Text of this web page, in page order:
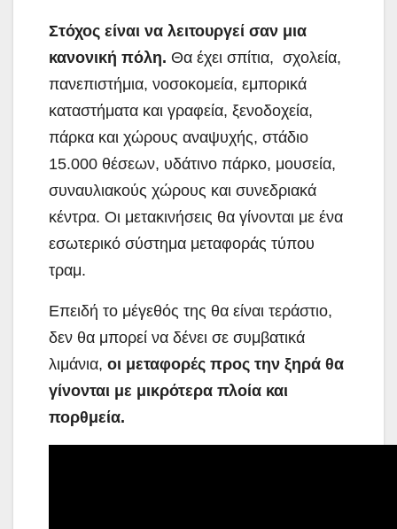
Στόχος είναι να λειτουργεί σαν μια
κανονική πόλη. Θα έχει σπίτια, σχολεία,
πανεπιστήμια, νοσοκομεία, εμπορικά
καταστήματα και γραφεία, ξενοδοχεία,
πάρκα και χώρους αναψυχής, στάδιο
15.000 θέσεων, υδάτινο πάρκο, μουσεία,
συναυλιακούς χώρους και συνεδριακά
κέντρα. Οι μετακινήσεις θα γίνονται με ένα
εσωτερικό σύστημα μεταφοράς τύπου
τραμ.
Επειδή το μέγεθός της θα είναι τεράστιο,
δεν θα μπορεί να δένει σε συμβατικά
λιμάνια, οι μεταφορές προς την ξηρά θα
γίνονται με μικρότερα πλοία και
πορθμεία.